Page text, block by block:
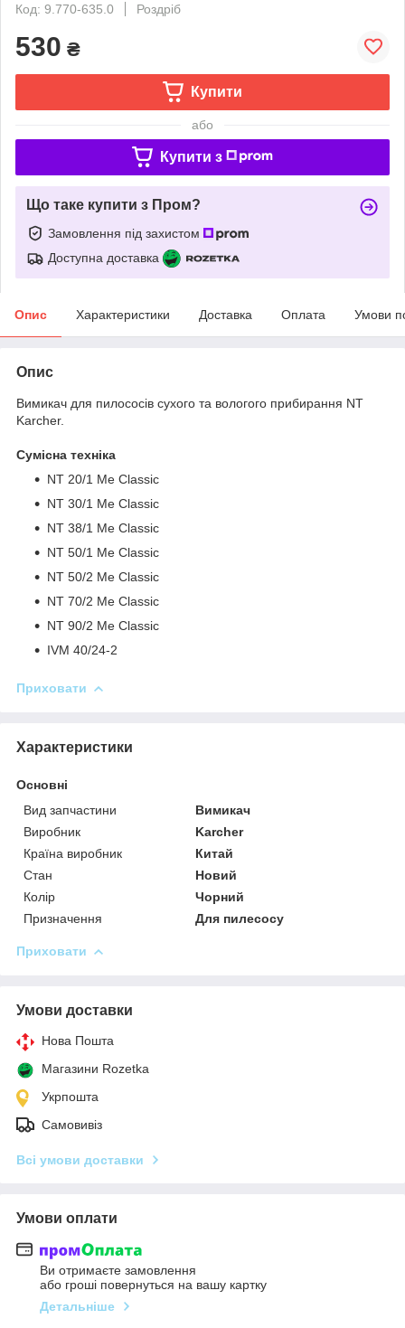
Код: 9.770-635.0
Роздріб
530 ₴
Купити
або
Купити з
Що таке купити з Пром?
Замовлення під захистом
Доступна доставка
Опис Характеристики Доставка Оплата Умови
Опис
Вимикач для пилососів сухого та вологого прибирання NT
Karcher.
Сумісна техніка
NT 20/1 Me Classic
NT 30/1 Me Classic
NT 38/1 Me Classic
NT 50/1 Me Classic
NT 50/2 Me Classic
NT 70/2 Me Classic
NT 90/2 Me Classic
IVM 40/24-2
Приховати
Характеристики
Основні
Вид запчастини
Вимикач
Виробник
Karcher
Країна виробник
Китай
Стан
Новий
Колір
Чорний
Призначення
Для пилесосу
Приховати
Умови доставки
Нова Пошта
Магазини Rozetka
Укрпошта
Самовивіз
Всі умови доставки
Умови оплати
Ви отримаєте замовлення
або гроші повернуться на вашу картку
Детальніше